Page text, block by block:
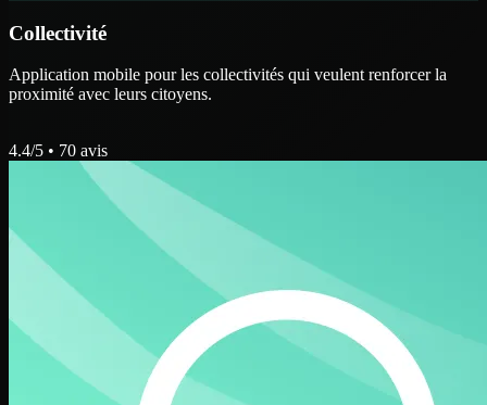
Collectivité
Application mobile pour les collectivités qui veulent renforcer la
proximité avec leurs citoyens.
4.4/5 • 70 avis